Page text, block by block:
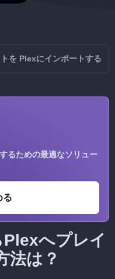
を Plexにインポートする
るための最適なソリュー
る
へプレイ
法は？